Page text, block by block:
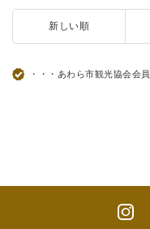
新しい順
・・・あわら市観光協会会員